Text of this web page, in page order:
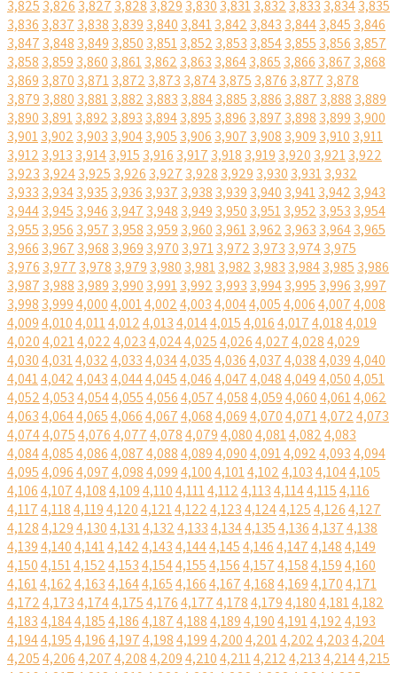
3,825 3,826 3,827 3,828 3,829 3,830 3,8313,832 3,833 3,8343,835
3,836 3,837 3,838 3,839 3,840 3,8413,842 3,843 3,8443,845 3,846
3,847 3,848 3,849 3,850 3,8513,852 3,853 3,8543,855 3,856 3,857
3,858 3,859 3,860 3,8613,862 3,863 3,8643,865 3,866 3,867 3,868
3,869 3,870 3,8713,872 3,873 3,8743,875 3,876 3,877 3,878
3,879 3,880 3,8813,882 3,883 3,8843,885 3,886 3,887 3,888 3,889
3,890 3,8913,892 3,893 3,8943,895 3,896 3,897 3,898 3,899 3,900
3,9013,902 3,903 3,9043,905 3,906 3,907 3,908 3,909 3,910 3,911
3,912 3,913 3,9143,915 3,916 3,917 3,918 3,919 3,920 3,9213,922
3,923 3,9243,925 3,926 3,927 3,928 3,929 3,930 3,9313,932
3,933 3,9343,935 3,936 3,937 3,938 3,939 3,940 3,9413,942 3,943
3,9443,945 3,946 3,947 3,948 3,949 3,950 3,9513,952 3,953 3,954
3,955 3,956 3,957 3,958 3,959 3,960 3,9613,962 3,963 3,9643,965
3,966 3,967 3,968 3,969 3,970 3,9713,972 3,973 3,9743,975
3,976 3,977 3,978 3,979 3,980 3,9813,982 3,983 3,9843,985 3,986
3,987 3,988 3,989 3,990 3,9913,992 3,993 3,9943,995 3,996 3,997
3,998 3,9994,0004,0014,0024,0034,0044,0054,0064,0074,008
4,0094,0104,0114,0124,0134,0144,0154,0164,0174,0184,019
4,0204,0214,0224,0234,0244,0254,0264,0274,0284,029
4,0304,0314,0324,0334,0344,0354,0364,0374,0384,0394,040
4,0414,0424,0434,0444,0454,0464,0474,0484,0494,0504,051
4,0524,0534,0544,0554,0564,0574,0584,0594,0604,0614,062
4,0634,0644,0654,0664,0674,0684,0694,0704,0714,0724,073
4,0744,0754,0764,0774,0784,0794,0804,0814,0824,083
4,0844,0854,0864,0874,0884,0894,0904,0914,0924,0934,094
4,0954,0964,0974,0984,0994,1004,1014,1024,1034,1044,105
4,1064,1074,1084,1094,1104,1114,1124,1134,1144,1154,116
4,1174,1184,1194,1204,1214,1224,1234,1244,1254,1264,127
4,1284,1294,1304,1314,1324,1334,1344,1354,1364,1374,138
4,1394,1404,1414,1424,1434,1444,1454,1464,1474,1484,149
4,1504,1514,1524,1534,1544,1554,1564,1574,1584,1594,160
4,1614,1624,1634,1644,1654,1664,1674,1684,1694,1704,171
4,1724,1734,1744,1754,1764,1774,1784,1794,1804,1814,182
4,1834,1844,1854,1864,1874,1884,1894,1904,1914,1924,193
4,1944,1954,1964,1974,1984,1994,2004,2014,2024,2034,204
4,2054,2064,2074,2084,2094,2104,2114,2124,2134,2144,215